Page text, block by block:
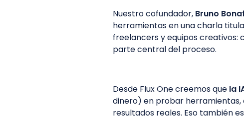
Nuestro cofundador, Bruno
herramientas en una charla
freelancers y equipos
parte central del proceso.
Desde Flux One creemos que la
dinero) en probar herramientas,
resultados reales. Eso también